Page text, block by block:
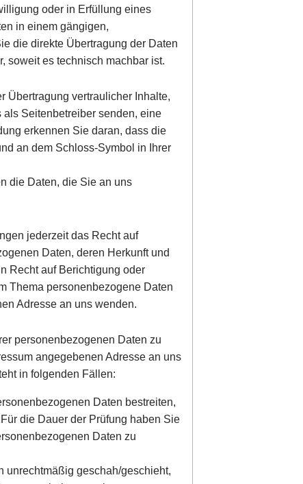
oder in Erfüllung eines
in einem gängigen,
die direkte Übertragung der Daten
soweit es technisch machbar ist.
Übertragung vertraulicher Inhalte,
Seitenbetreiber senden, eine
erkennen Sie daran, dass die
an dem Schloss-Symbol in Ihrer
die Daten, die Sie an uns
jederzeit das Recht auf
Daten, deren Herkunft und
Recht auf Berichtigung oder
Thema personenbezogene Daten
Adresse an uns wenden.
personenbezogenen Daten zu
angegebenen Adresse an uns
in folgenden Fällen:
Daten bestreiten,
die Dauer der Prüfung haben Sie
Daten zu
unrechtmäßig geschah/geschieht,